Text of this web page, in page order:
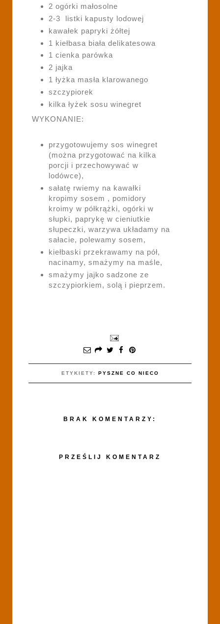
2 ogórki małosolne
2-3 listki kapusty lodowej
kawałek papryki żółtej
1 kiełbasa biała delikatesowa
1 cienka parówka
2 jajka
1 łyżka masła klarowanego
szczypiorek
kilka łyżek sosu winegret
WYKONANIE:
przygotowujemy sos winegret
(można przygotować na kilka
porcji i przechowywać w
lodówce),
sałatę rwiemy na kawałki
kropimy sosem , pomidory
kroimy w półkrążki, ogórki w
słupki, paprykę w cieniutkie
słupeczki, warzywa układamy na
sałacie, polewamy sosem,
kiełbaski przekrawamy na pół,
nacinamy, smażymy na maśle,
smażymy jajko sadzone ze
szczypiorkiem, solą i pieprzem.
ETYKIETY: PYSZNE CO NIECO
BRAK KOMENTARZY:
PRZEŚLIJ KOMENTARZ